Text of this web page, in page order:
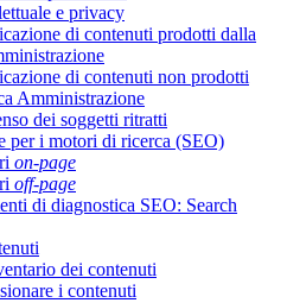
e privacy
di contenuti prodotti dalla
di contenuti non prodotti
Amministrazione
dei soggetti ritratti
per i motori di ricerca (SEO)
on-page
off-page
di diagnostica SEO: Search
dei contenuti
i contenuti